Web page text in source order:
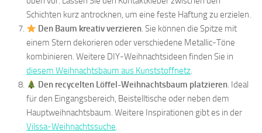
Schichten kurz antrocknen, um eine feste Haftung zu erzielen.
Den Baum kreativ verzieren. Sie können die Spitze mit
einem Stern dekorieren oder verschiedene Metallic-Töne
kombinieren. Weitere DIY-Weihnachtsideen finden Sie in
diesem Weihnachtsbaum aus Kunststoffnetz.
Den recycelten Löffel-Weihnachtsbaum platzieren. Ideal
für den Eingangsbereich, Beistelltische oder neben dem
Hauptweihnachtsbaum. Weitere Inspirationen gibt es in der
Vilssa-Weihnachtssuche.